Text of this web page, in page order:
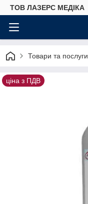
ТОВ ЛАЗЕРС МЕДІКА
Товари та послуги
ціна з ПДВ